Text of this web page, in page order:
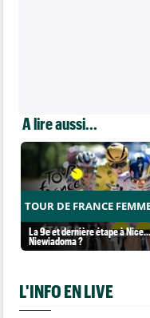
A lire aussi...
TOUR DE FRANCE
La 9e et dernière étape à
Niewiadoma ?
L'INFO EN LIVE